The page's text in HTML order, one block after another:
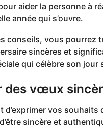
aider la personne à
année qui s’ouvre.
conseils, vous pourrez
sincères et
qui célèbre son jour
des vœux
d’exprimer vos souhaits
sincère et